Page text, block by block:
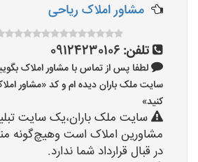
مشاور املاک ریاحی
تلفن: 09124230106
لطفا پس از تماس با مشاور املاک
کنید»
سایت ملک باران،یک سایت
مشاورین املاک است وهیچ‌گونه
در قبال قرارداد شما ندارد.